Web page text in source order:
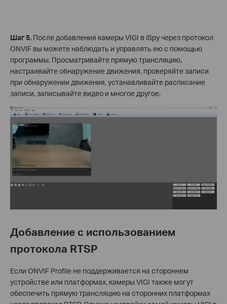
Шаг 5. После добавления камеры VIGI в iSpy через протокол
ONVIF вы можете наблюдать и управлять ею с помощью
программы. Просматривайте прямую трансляцию,
настраивайте обнаружение движения, проверяйте записи
при обнаружении движения, устанавливайте расписание
записи, записывайте видео и многое другое.
Добавление с использованием
протокола RTSP
Если ONVIF Profile не поддерживается на стороннем
устройстве или платформах, камеры VIGI также могут
обеспечить прямую трансляцию на сторонних платформах